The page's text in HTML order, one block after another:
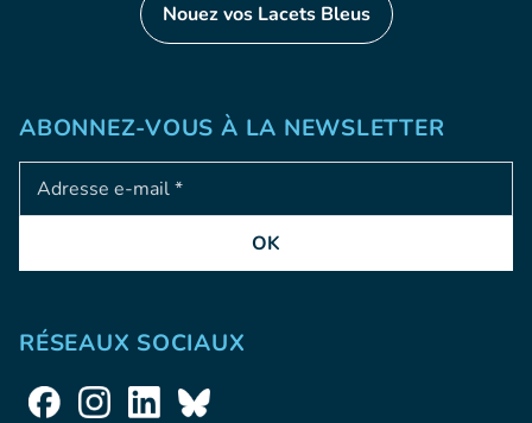
Nouez vos Lacets Bleus
ABONNEZ-VOUS À LA NEWSLETTER
Adresse e-mail
OK
RÉSEAUX SOCIAUX